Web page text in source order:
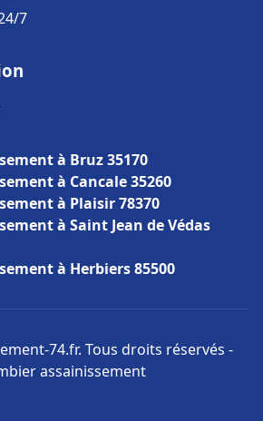
7
à Bruz 35170
à Cancale 35260
à Plaisir 78370
à Saint Jean de Védas
à Herbiers 85500
74.fr. Tous droits réservés -
assainissement